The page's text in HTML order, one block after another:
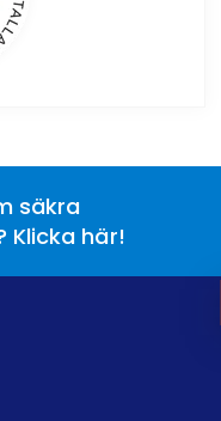
säkra
Klicka här!